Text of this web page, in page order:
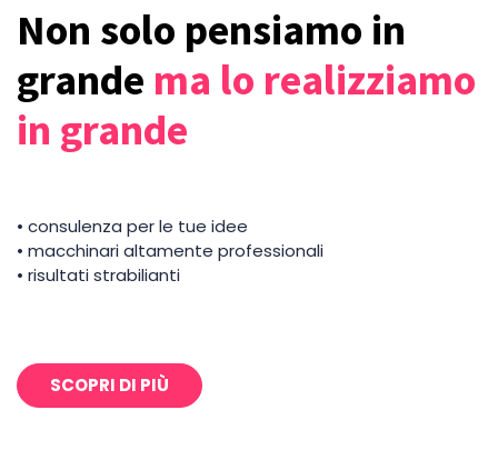
Non solo pensiamo in
grande ma lo realizziamo
in grande
• consulenza per le tue idee
• macchinari altamente professionali
• risultati strabilianti
SCOPRI DI PIÙ